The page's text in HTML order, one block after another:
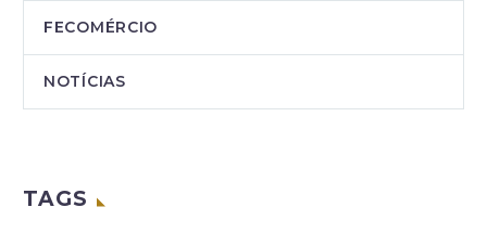
FECOMÉRCIO
NOTÍCIAS
TAGS